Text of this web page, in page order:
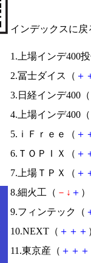
インデックスに戻
1.上場インデ400
2.冨士ダイス（ ＋
3.日経インデ400（
4.上場インデ400（
5.ｉＦｒｅｅ（ ＋
6.ＴＯＰＩＸ（ ＋
7.上場ＴＰＸ（ ＋
8.細火工（ － ↓ ＋
9.フィンテック（
10.NEXT（ ＋ ＋ ＋
11.東京産（ ＋ ＋ ＋